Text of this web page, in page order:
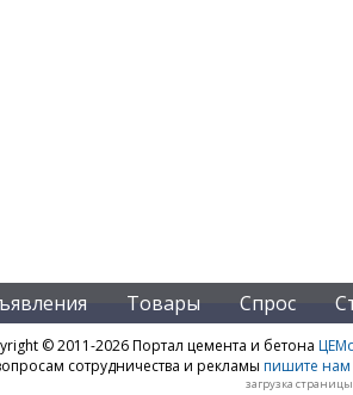
Товары Спрос
© 2011-2026 Портал цемента и бетона
сотрудничества и рекламы пишите нам
загрузка